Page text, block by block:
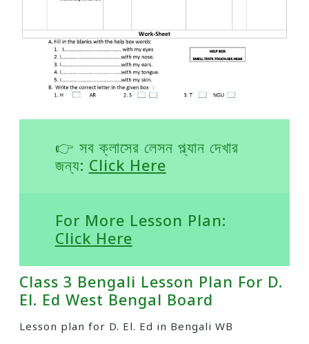
👉 সব ক্লাসের লেসন প্ল্যান দেখার
জন্য: Click Here
For More Lesson Plan:
Click Here
Class 3 Bengali Lesson Plan For D.
El. Ed West Bengal Board
Lesson plan for D. El. Ed in Bengali WB